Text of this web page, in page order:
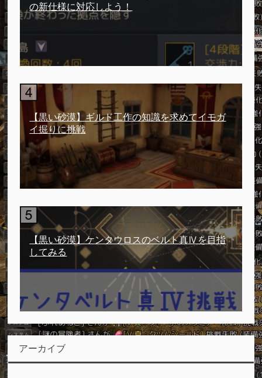
の新仕様に対応しよう！
【黒い砂漠】ギルド工作の知識を求めてイモガ
イ掘りに挑戦
【黒い砂漠】ケンタウロスのベルト真Ⅳを目指
してみる
アーカイブ